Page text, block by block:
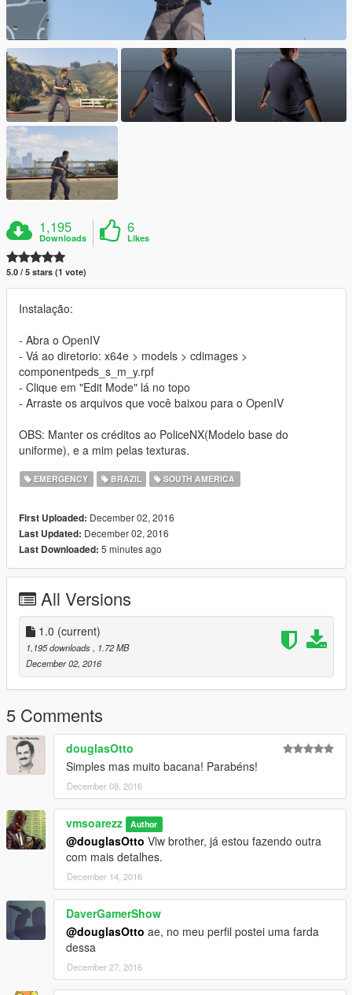
1,195
Downloads
6
Likes
5.0 / 5 stars (1 vote)
Instalação:
- Abra o OpenIV
- Vá ao diretorio: x64e > models > cdimages >
componentpeds_s_m_y.rpf
- Clique em "Edit Mode" lá no topo
- Arraste os arquivos que você baixou para o OpenIV
OBS: Manter os créditos ao PoliceNX(Modelo base do
uniforme), e a mim pelas texturas.
EMERGENCY BRAZIL SOUTH AMERICA
First Uploaded: December 02, 2016
Last Updated: December 02, 2016
Last Downloaded: 5 minutes ago
All Versions
1.0 (current)
1,195 downloads, 1.72 MB
December 02, 2016
5 Comments
douglasOtto
Simples mas muito bacana! Parabéns!
December 08, 2016
vmsoarezz Author
@douglasOtto Vlw brother, já estou fazendo outra
com mais detalhes.
December 14, 2016
DaverGamerShow
@douglasOtto ae, no meu perfil postei uma farda
dessa
December 27, 2016